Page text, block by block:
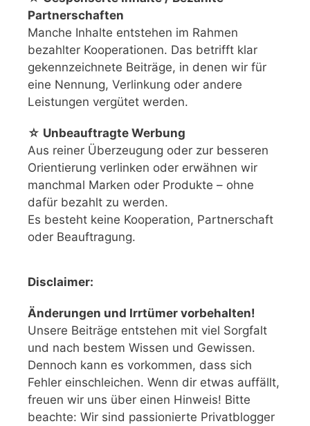
Partnerschaften
Manche Inhalte entstehen im Rahmen
bezahlter Kooperationen. Das betrifft klar
gekennzeichnete Beiträge, in denen wir für
eine Nennung, Verlinkung oder andere
Leistungen vergütet werden.
☆ Unbeauftragte Werbung
Aus reiner Überzeugung oder zur besseren
Orientierung verlinken oder erwähnen wir
manchmal Marken oder Produkte – ohne
dafür bezahlt zu werden.
Es besteht keine Kooperation, Partnerschaft
oder Beauftragung.
Disclaimer:
Änderungen und Irrtümer vorbehalten!
Unsere Beiträge entstehen mit viel Sorgfalt
und nach bestem Wissen und Gewissen.
Dennoch kann es vorkommen, dass sich
Fehler einschleichen. Wenn dir etwas auffällt,
freuen wir uns über einen Hinweis! Bitte
beachte: Wir sind passionierte Privatblogger